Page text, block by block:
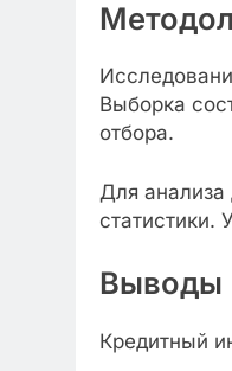
Выборка
отбора.
Для анализа
статистики.
Выводы
Кредитный